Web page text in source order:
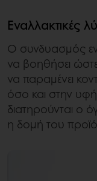
Εναλλακτικές
Ο συνδυασμός
να βοηθήσει
να παραμένει
όσο και στην
διατηρούνται ο
η δομή του